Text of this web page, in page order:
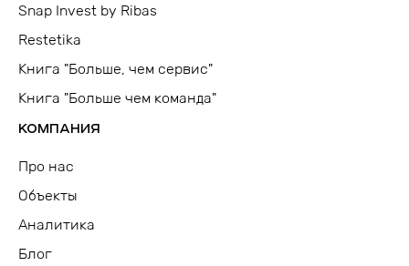
Snap Invest by Ribas
Restetika
Книга "Больше, чем сервис"
Книга "Больше чем команда"
КОМПАНИЯ
Про нас
Объекты
Аналитика
Блог